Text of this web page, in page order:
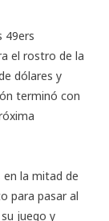
49ers
el rostro de la
dólares y
terminó con
la mitad de
para pasar al
juego y